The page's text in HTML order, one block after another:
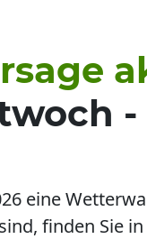
eine
finden Sie